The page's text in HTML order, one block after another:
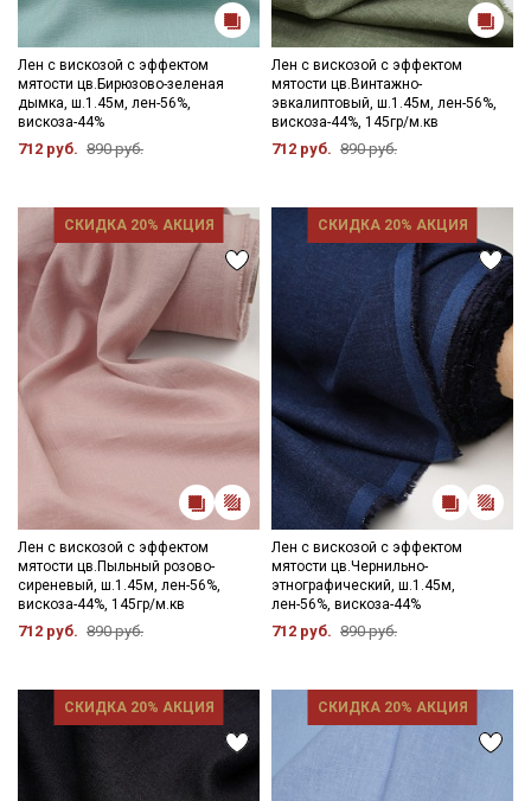
Лен с вискозой с эффектом
мятости цв.Бирюзово-зеленая
дымка, ш.1.45м, лен-56%,
вискоза-44%
712 руб. 890 руб.
Лен с вискозой с эффектом
мятости цв.Винтажно-
эвкалиптовый, ш.1.45м, лен-56%,
вискоза-44%, 145гр/м.кв
712 руб. 890 руб.
СКИДКА 20% АКЦИЯ
Лен с вискозой с эффектом
мятости цв.Пыльный розово-
сиреневый, ш.1.45м, лен-56%,
вискоза-44%, 145гр/м.кв
712 руб. 890 руб.
СКИДКА 20% АКЦИЯ
Лен с вискозой с эффектом
мятости цв.Чернильно-
этнографический, ш.1.45м,
лен-56%, вискоза-44%
712 руб. 890 руб.
СКИДКА 20% АКЦИЯ СКИДКА 20% АКЦИЯ